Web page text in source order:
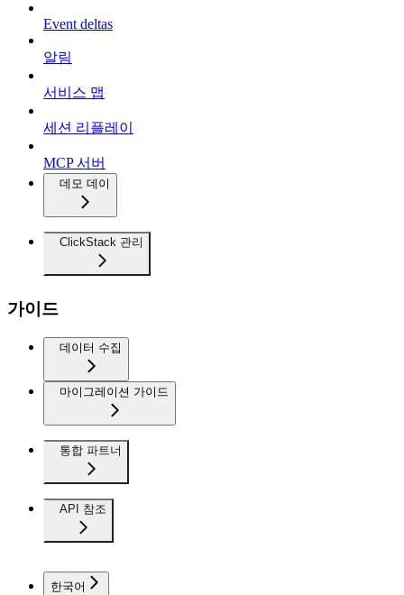
Event deltas
알림
서비스 맵
세션 리플레이
MCP 서버
데모 데이
ClickStack 관리
가이드
데이터 수집
마이그레이션 가이드
통합 파트너
API 참조
한국어